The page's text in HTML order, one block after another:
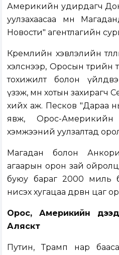
Америкийн удирдагч
уулзахаасаа өмнө
Новости" агентлагийн
Кремлийн хэвлэлийн
хэлснээр, Оросын төрийн
тохижилт болон
үзэж, мөн хотын захирагч
хийх аж. Песков "Дараа
явж, Орос-
хэмжээний уулзалтад
Магадан болон
агаарын орон зай
буюу бараг 2000 миль
нисэх хугацаа дөрвөн цаг
Орос, Америкийн
Аляскт
Путин, Трамп нар